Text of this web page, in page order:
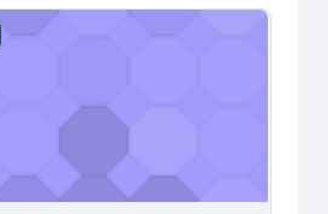
zarządzania treścią